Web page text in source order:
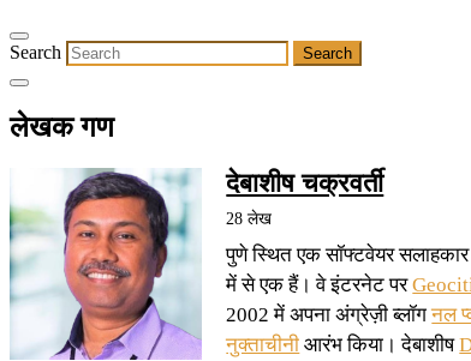
Search
लेखक गण
देबाशीष चक्रवर्ती
28 लेख
पुणे स्थित एक सॉफ्टवेयर
में से एक हैं। वे इंटरनेट पर
2002 में अपना अंग्रेज़ी ब्लॉगनल
नुक्ताचीनी आरंभ किया। देबाशीष